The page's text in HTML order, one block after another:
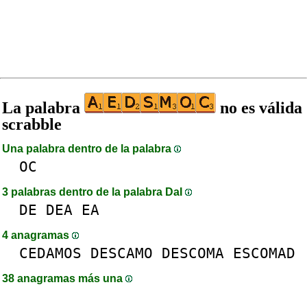
La palabra
no es válida
scrabble
Una palabra dentro de la palabra
OC
3 palabras dentro de la palabra DaI
DE DEA EA
4 anagramas
CEDAMOS DESCAMO DESCOMA ESCOMAD
38 anagramas más una